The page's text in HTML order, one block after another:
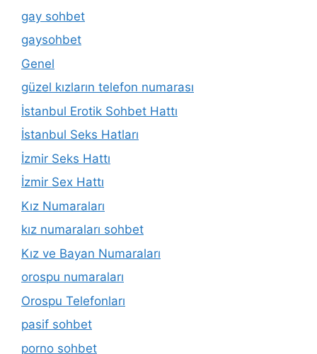
gay sohbet
gaysohbet
Genel
güzel kızların telefon numarası
İstanbul Erotik Sohbet Hattı
İstanbul Seks Hatları
İzmir Seks Hattı
İzmir Sex Hattı
Kız Numaraları
kız numaraları sohbet
Kız ve Bayan Numaraları
orospu numaraları
Orospu Telefonları
pasif sohbet
porno sohbet